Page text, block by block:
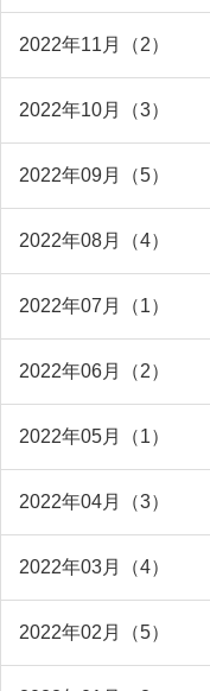
2022年11月（2）
2022年10月（3）
2022年09月（5）
2022年08月（4）
2022年07月（1）
2022年06月（2）
2022年05月（1）
2022年04月（3）
2022年03月（4）
2022年02月（5）